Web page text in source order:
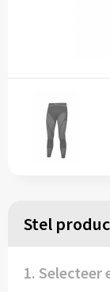
Stel
1. Selecteer